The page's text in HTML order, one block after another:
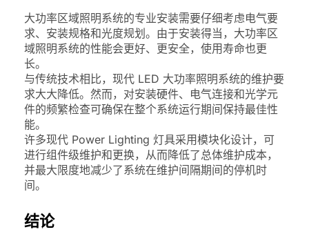
大功率区域照明系统的专业安装需要仔细考虑电气要
求、安装规格和光度规划。由于安装得当，大功率区
域照明系统的性能会更好、更安全，使用寿命也更
长。
与传统技术相比，现代 LED 大功率照明系统的维护要
求大大降低。然而，对安装硬件、电气连接和光学元
件的频繁检查可确保在整个系统运行期间保持最佳性
能。
许多现代 Power Lighting 灯具采用模块化设计，可
进行组件级维护和更换，从而降低了总体维护成本，
并最大限度地减少了系统在维护间隔期间的停机时
间。
结论